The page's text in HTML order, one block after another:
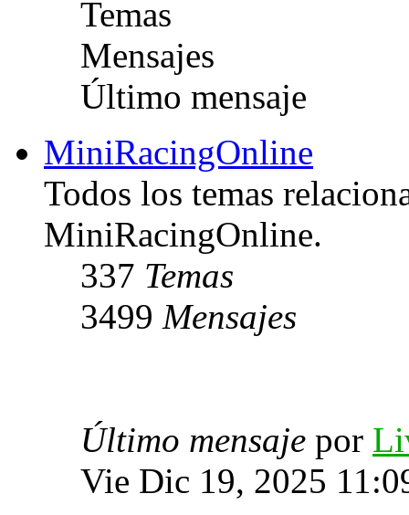
Temas
Mensajes
Último mensaje
MiniRacingOnline
Todos los temas
MiniRacingOnline.
337 Temas
3499 Mensajes
Último mensaje por
Vie Dic 19, 2025